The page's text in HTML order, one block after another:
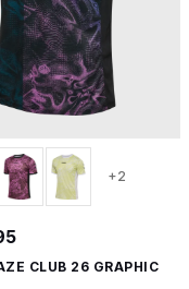
+2
CLUB 26 GRAPHIC